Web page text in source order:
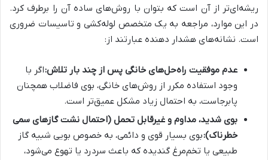
ریشه‌ای‌تر از آن است که بتوان با روش‌های ساده آن را برطرف کرد.
در این موارد، مراجعه به یک متخصص لوله‌کشی و تاسیسات ضروری
است. نشانه‌های هشدار دهنده عبارتند از:
عدم موفقیت راه‌حل‌های خانگی پس از چند بار تلاش:اگر با
وجود استفاده مکرر از روش‌های خانگی، بوی فاضلاب همچنان
پابرجاست، به احتمال زیاد مشکل عمیق‌تر است.
بوی شدید، مداوم و غیرقابل تحمل (احتمال نشت گازهای سمی
خطرناک):بوی بسیار قوی و دائمی، به خصوص بویی شبیه گاز
طبیعی یا تخم‌مرغ گندیده که باعث سردرد یا تهوع می‌شود،